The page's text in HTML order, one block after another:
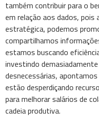
também contribuir para o
em relação aos dados, pois
estratégica, podemos
compartilhamos
estamos buscando
investindo
desnecessárias,
estão desperdiçando
para melhorar salários de
cadeia produtiva.